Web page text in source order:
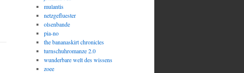
mulantis
netzgefluester
olsenbande
pia-no
the bananaskirt chronicles
turnschuhromanze 2.0
wunderbare welt des wissens
zoee